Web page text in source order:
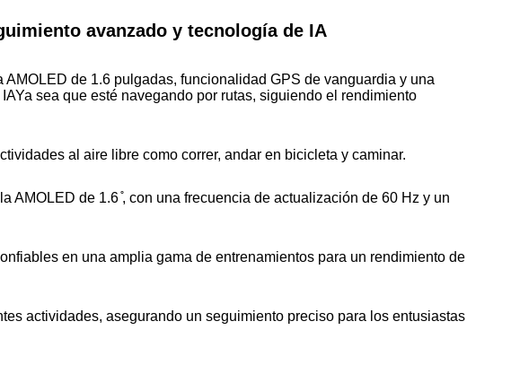
avanzado y tecnología de IA
de 1.6 pulgadas, funcionalidad GPS de vanguardia y una
sea que esté navegando por rutas, siguiendo el rendimiento
al aire libre como correr, andar en bicicleta y caminar.
AMOLED de 1.6 ̊, con una frecuencia de actualización de 60 Hz y un
en una amplia gama de entrenamientos para un rendimiento de
actividades, asegurando un seguimiento preciso para los entusiastas